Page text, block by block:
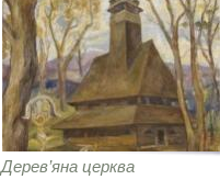
Дерев’яна церква